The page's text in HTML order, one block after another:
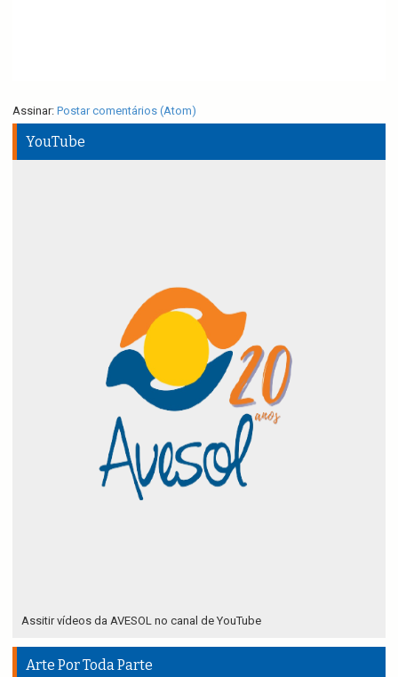
Assinar: Postar comentários (Atom)
YouTube
Assitir vídeos da AVESOL no canal de YouTube
Arte Por Toda Parte